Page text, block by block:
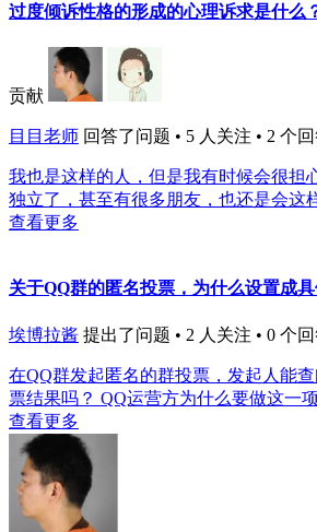
过度倾诉性格的形成的心理诉求是什么
贡献
目目老师 回答了问题 • 5 人关注 • 2 个
我也是这样的人，但是我有时候会很担
独立了，甚至有很多朋友，也还是会这
查看更多
关于QQ群的匿名投票，为什么设置成
埃博拉酱 提出了问题 • 2 人关注 • 0 个
在QQ群发起匿名的群投票，发起人能
票结果吗？ QQ运营方为什么要做这一
查看更多